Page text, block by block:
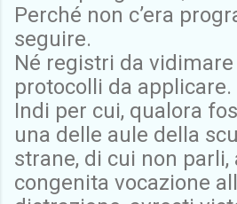
Perché non c’era
seguire.
Né registri da
protocolli da applicare.
Indi per cui, qualora
una delle aule della
strane, di cui non
congenita vocazione